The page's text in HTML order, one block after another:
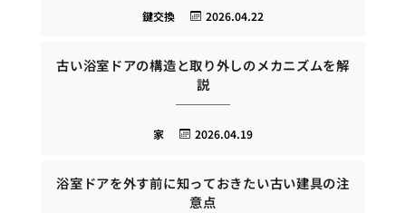
2026.04.22
鍵交換
古い浴室ドアの構造と取り外しのメカニズムを解
説
2026.04.19
家
浴室ドアを外す前に知っておきたい古い建具の注
意点